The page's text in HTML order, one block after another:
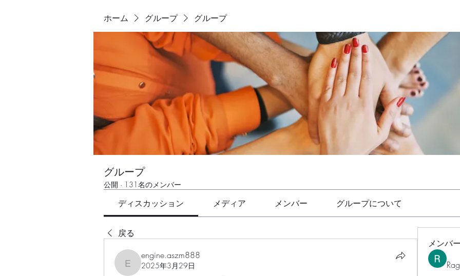
ホーム グループ グループ
グループ
公開 · 131名のメンバー
ディスカッション メディア メンバー グループについて
戻る
engine.aszm888
engine.aszm888
2025年3月29日
メンバ